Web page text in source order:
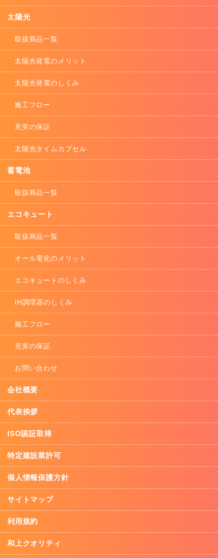
太陽光
取扱商品一覧
太陽光発電のメリット
太陽光発電のしくみ
施工フロー
充実の保証
太陽光タイムカプセル
蓄電池
取扱商品一覧
エコキュート
取扱商品一覧
オール電化のメリット
エコキュートのしくみ
IH調理器のしくみ
施工フロー
充実の保証
お問い合わせ
会社概要
代表挨拶
ISO認証取得
特定建設業許可
個人情報保護方針
サイトマップ
利用規約
和上クオリティ